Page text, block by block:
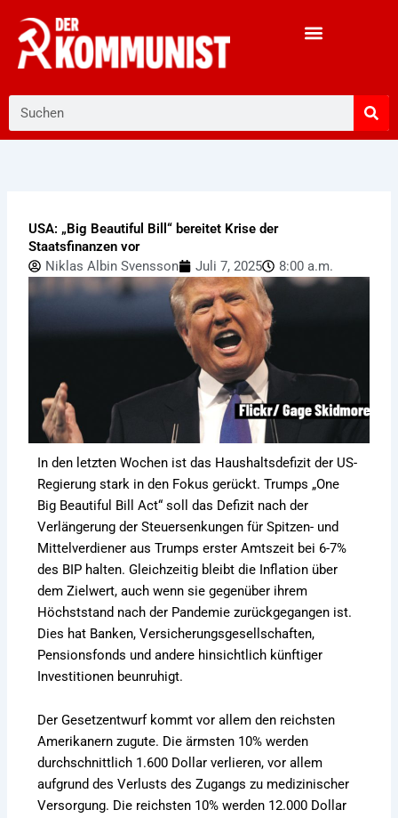
Inhalt
springen
USA: „Big Beautiful Bill“ bereitet Krise der
Staatsfinanzen vor
Niklas Albin Svensson
Juli 7, 2025 8:00 a.m.
In den letzten Wochen ist das Haushaltsdefizit der US-
Regierung stark in den Fokus gerückt. Trumps „One
Big Beautiful Bill Act“ soll das Defizit nach der
Verlängerung der Steuersenkungen für Spitzen- und
Mittelverdiener aus Trumps erster Amtszeit bei 6-7%
des BIP halten. Gleichzeitig bleibt die Inflation über
dem Zielwert, auch wenn sie gegenüber ihrem
Höchststand nach der Pandemie zurückgegangen ist.
Dies hat Banken, Versicherungsgesellschaften,
Pensionsfonds und andere hinsichtlich künftiger
Investitionen beunruhigt.
Der Gesetzentwurf kommt vor allem den reichsten
Amerikanern zugute. Die ärmsten 10% werden
durchschnittlich 1.600 Dollar verlieren, vor allem
aufgrund des Verlusts des Zugangs zu medizinischer
Versorgung. Die reichsten 10% werden 12.000 Dollar